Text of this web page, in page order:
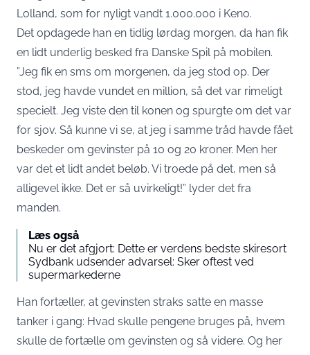
Lolland, som for nyligt vandt 1.000.000 i Keno.
Det opdagede han en tidlig lørdag morgen, da han fik
en lidt underlig besked fra Danske Spil på mobilen.
”Jeg fik en sms om morgenen, da jeg stod op. Der
stod, jeg havde vundet en million, så det var rimeligt
specielt. Jeg viste den til konen og spurgte om det var
for sjov. Så kunne vi se, at jeg i samme tråd havde fået
beskeder om gevinster på 10 og 20 kroner. Men her
var det et lidt andet beløb. Vi troede på det, men så
alligevel ikke. Det er så uvirkeligt!” lyder det fra
manden.
Læs også
Nu er det afgjort: Dette er verdens bedste skiresort
Sydbank udsender advarsel: Sker oftest ved
supermarkederne
Han fortæller, at gevinsten straks satte en masse
tanker i gang: Hvad skulle pengene bruges på, hvem
skulle de fortælle om gevinsten og så videre. Og her